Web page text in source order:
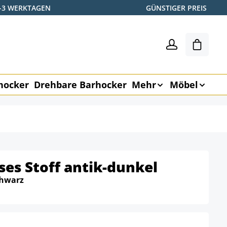
WERKTAGEN GÜNSTIGER PREIS
Drehbare Barhocker Mehr Möbel
Stoff antik-dunkel